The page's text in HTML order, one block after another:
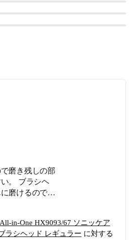
磨き残しの部
。 ブラシヘ
磨けるので
in-One HX9093/67 ソニッケア
ラシヘッド レギュラー に対する